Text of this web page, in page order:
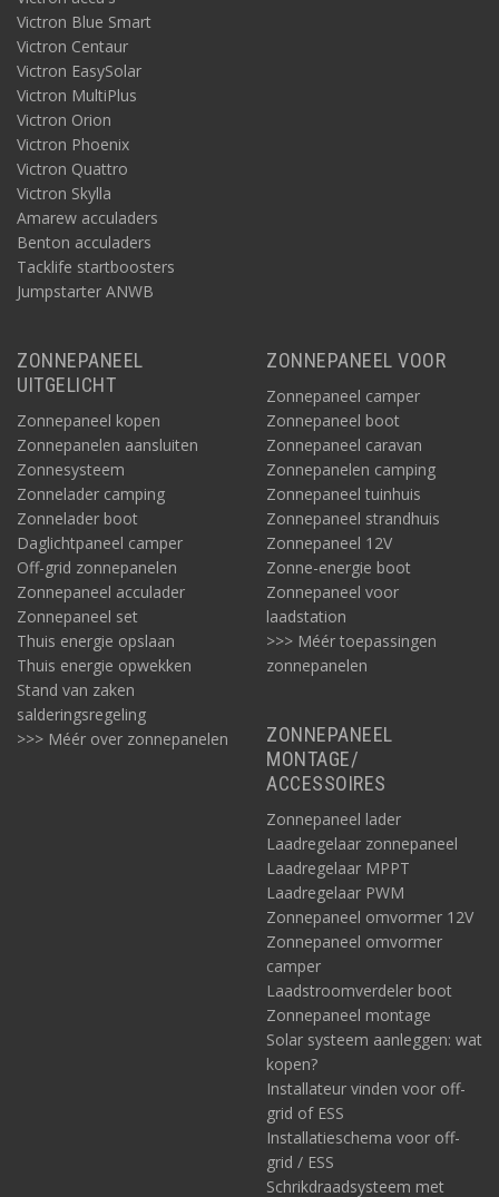
Victron Blue Smart
Victron Centaur
Victron EasySolar
Victron MultiPlus
Victron Orion
Victron Phoenix
Victron Quattro
Victron Skylla
Amarew acculaders
Benton acculaders
Tacklife startboosters
Jumpstarter ANWB
ZONNEPANEEL
UITGELICHT
Zonnepaneel kopen
Zonnepanelen aansluiten
Zonnesysteem
Zonnelader camping
Zonnelader boot
Daglichtpaneel camper
Off-grid zonnepanelen
Zonnepaneel acculader
Zonnepaneel set
Thuis energie opslaan
Thuis energie opwekken
Stand van zaken
salderingsregeling
>>> Méér over zonnepanelen
ZONNEPANEEL VOOR
Zonnepaneel camper
Zonnepaneel boot
Zonnepaneel caravan
Zonnepanelen camping
Zonnepaneel tuinhuis
Zonnepaneel strandhuis
Zonnepaneel 12V
Zonne-energie boot
Zonnepaneel voor
laadstation
>>> Méér toepassingen
zonnepanelen
ZONNEPANEEL
MONTAGE/
ACCESSOIRES
Zonnepaneel lader
Laadregelaar zonnepaneel
Laadregelaar MPPT
Laadregelaar PWM
Zonnepaneel omvormer 12V
Zonnepaneel omvormer
camper
Laadstroomverdeler boot
Zonnepaneel montage
Solar systeem aanleggen: wat
kopen?
Installateur vinden voor off-
grid of ESS
Installatieschema voor off-
grid / ESS
Schrikdraadsysteem met